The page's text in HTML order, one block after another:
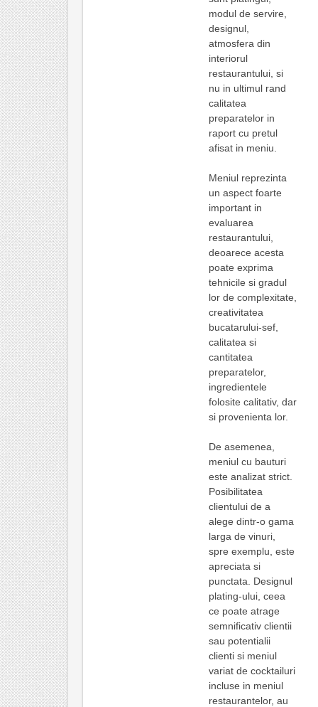
modul de servire,
designul,
atmosfera din
interiorul
restaurantului, si
nu in ultimul rand
calitatea
preparatelor in
raport cu pretul
afisat in meniu.
Meniul reprezinta
un aspect foarte
important in
evaluarea
restaurantului,
deoarece acesta
poate exprima
tehnicile si gradul
lor de complexitate,
creativitatea
bucatarului-sef,
calitatea si
cantitatea
preparatelor,
ingredientele
folosite calitativ, dar
si provenienta lor.
De asemenea,
meniul cu bauturi
este analizat strict.
Posibilitatea
clientului de a
alege dintr-o gama
larga de vinuri,
spre exemplu, este
apreciata si
punctata. Designul
plating-ului, ceea
ce poate atrage
semnificativ clientii
sau potentialii
clienti si meniul
variat de cocktailuri
incluse in meniul
restaurantelor, au